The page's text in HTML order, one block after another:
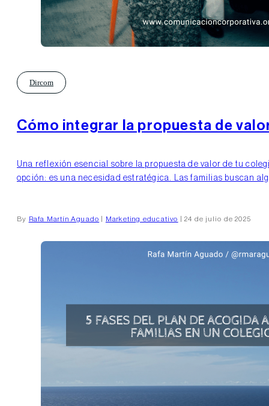
Dircom
Cómo integrar la propuesta de
Una reflexión esencial sobre la propuesta de valor de tu
opción: es una necesidad estratégica. Las familias buscan
By Rafa Martín Aguado Marketing educativo | 24 de julio de 2025